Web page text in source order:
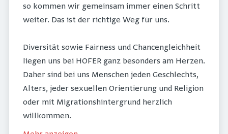
so kommen wir gemeinsam immer einen Schritt
weiter. Das ist der richtige Weg für uns.
Diversität sowie Fairness und Chancengleichheit
liegen uns bei HOFER ganz besonders am Herzen.
Daher sind bei uns Menschen jeden Geschlechts,
Alters, jeder sexuellen Orientierung und Religion
oder mit Migrationshintergrund herzlich
willkommen.